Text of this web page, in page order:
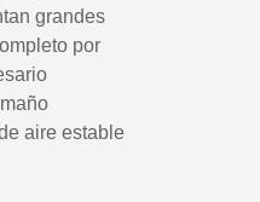
grandes
por
aire estable